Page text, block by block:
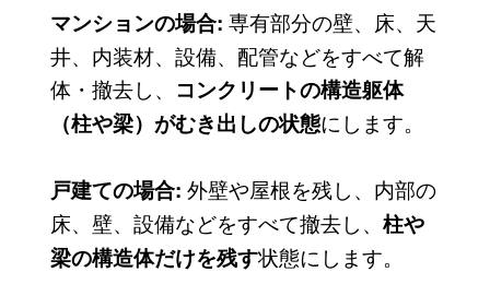
マンションの場合: 専有部分の壁、床、天
井、内装材、設備、配管などをすべて解
体・撤去し、 コンクリートの構造躯体
（柱や梁）がむき出しの状態にします。
戸建ての場合: 外壁や屋根を残し、内部の
床、壁、設備などをすべて撤去し、 柱や
梁の構造体だけを残す状態にします。